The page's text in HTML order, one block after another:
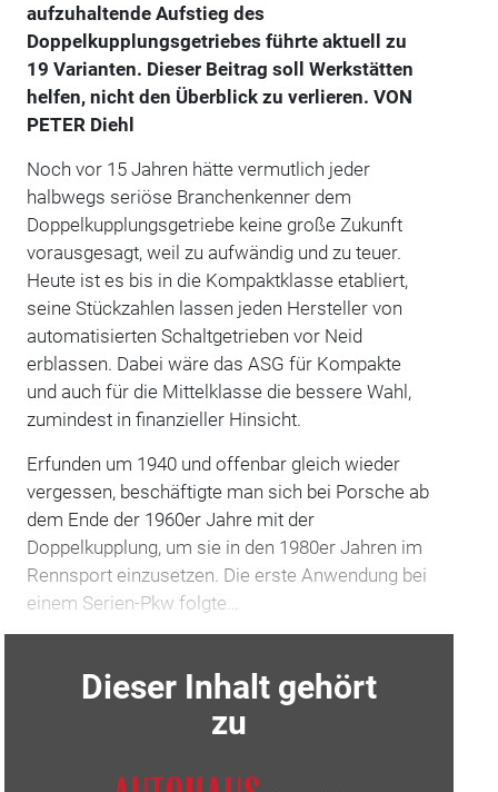
aufzuhaltende Aufstieg des
Doppelkupplungsgetriebes führte aktuell zu
19 Varianten. Dieser Beitrag soll Werkstätten
helfen, nicht den Überblick zu verlieren. VON
PETER Diehl
Noch vor 15 Jahren hätte vermutlich jeder
halbwegs seriöse Branchenkenner dem
Doppelkupplungsgetriebe keine große Zukunft
vorausgesagt, weil zu aufwändig und zu teuer.
Heute ist es bis in die Kompaktklasse etabliert,
seine Stückzahlen lassen jeden Hersteller von
automatisierten Schaltgetrieben vor Neid
erblassen. Dabei wäre das ASG für Kompakte
und auch für die Mittelklasse die bessere Wahl,
zumindest in finanzieller Hinsicht.
Erfunden um 1940 und offenbar gleich wieder
vergessen, beschäftigte man sich bei Porsche ab
dem Ende der 1960er Jahre mit der
Doppelkupplung, um sie in den 1980er Jahren im
Rennsport einzusetzen. Die erste Anwendung bei
einem Serien-Pkw folgte…
Dieser Inhalt gehört
zu